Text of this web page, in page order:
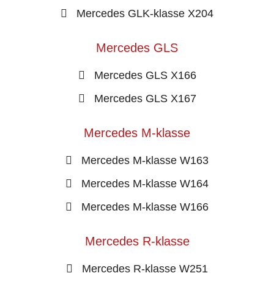
Mercedes GLK-klasse X204
Mercedes GLS
Mercedes GLS X166
Mercedes GLS X167
Mercedes M-klasse
Mercedes M-klasse W163
Mercedes M-klasse W164
Mercedes M-klasse W166
Mercedes R-klasse
Mercedes R-klasse W251